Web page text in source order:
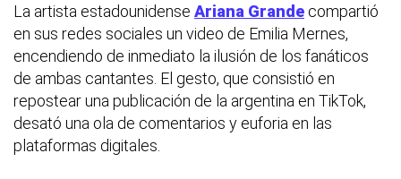
La artista estadounidense Ariana Grande compartió
en sus redes sociales un video de Emilia Mernes,
encendiendo de inmediato la ilusión de los fanáticos
de ambas cantantes. El gesto, que consistió en
repostear una publicación de la argentina en TikTok,
desató una ola de comentarios y euforia en las
plataformas digitales.